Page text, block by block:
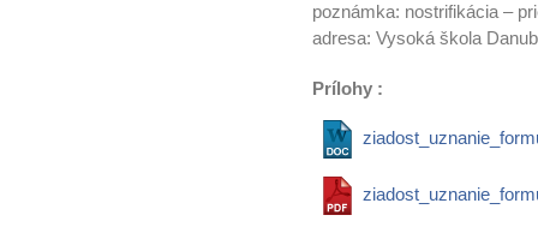
poznámka: nostrifikácia –
adresa: Vysoká škola
Prílohy :